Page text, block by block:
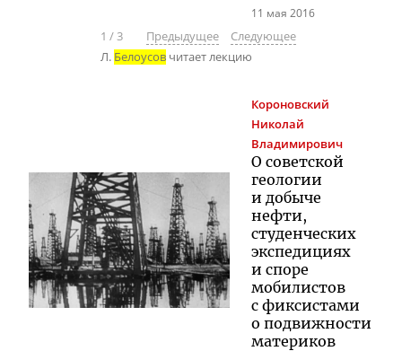
11 мая 2016
1 /3 Предыдущее
Следующее
Л. Белоусов читает лекцию
Короновский
Николай
Владимирович
О советской
геологии
и добыче
нефти,
студенческих
экспедициях
и споре
мобилистов
с фиксистами
о подвижности
материков